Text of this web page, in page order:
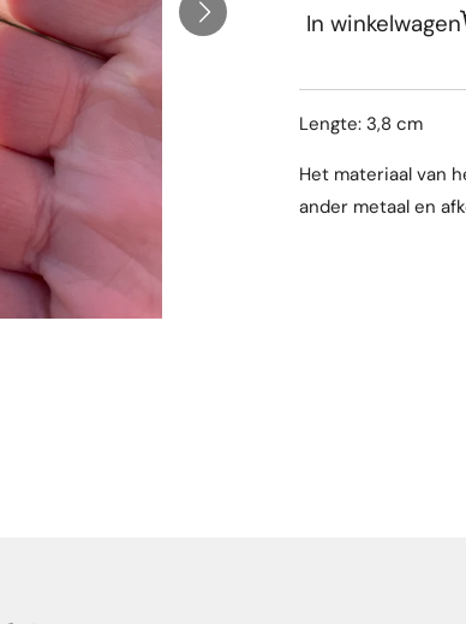
In winkelwagen
Lengte: 3,8 cm
Het materiaal van
ander metaal en